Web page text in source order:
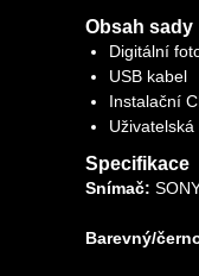
Obsah sady
Digitální
USB kabel
Instalační
Specifikace
Snímač:
Barevný/